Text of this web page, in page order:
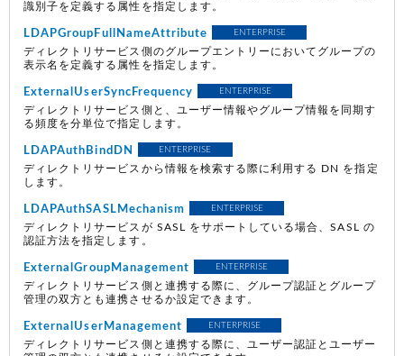
識別子を定義する属性を指定します。
LDAPGroupFullNameAttribute ENTERPRISE
ディレクトリサービス側のグループエントリーにおいてグループの
表示名を定義する属性を指定します。
ExternalUserSyncFrequency ENTERPRISE
ディレクトリサービス側と、ユーザー情報やグループ情報を同期す
る頻度を分単位で指定します。
LDAPAuthBindDN ENTERPRISE
ディレクトリサービスから情報を検索する際に利用する DN を指定
します。
LDAPAuthSASLMechanism ENTERPRISE
ディレクトリサービスが SASL をサポートしている場合、SASL の
認証方法を指定します。
ExternalGroupManagement ENTERPRISE
ディレクトリサービス側と連携する際に、グループ認証とグループ
管理の双方とも連携させるか設定できます。
ExternalUserManagement ENTERPRISE
ディレクトリサービス側と連携する際に、ユーザー認証とユーザー